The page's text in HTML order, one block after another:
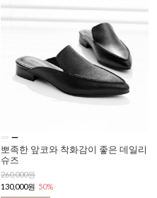
뽀족한 앞코와 착화감이 좋은 데일리
슈즈
260,000원
130,000원 50%